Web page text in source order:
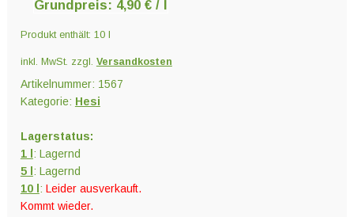
Grundpreis: 4,90€ / l
Produkt enthält: 10
inkl. MwSt. zzgl. Versandkosten
Artikelnummer: 1567
Kategorie: Hesi
Lagerstatus:
1 l : Lagernd
5 l : Lagernd
10 l : Leider ausverkauft.
Kommt wieder.